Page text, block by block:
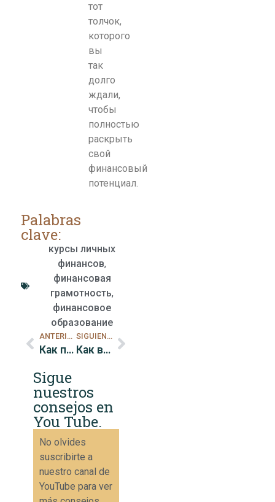
тот
толчок,
которого
вы
так
долго
ждали,
чтобы
полностью
раскрыть
свой
финансовый
потенциал.
Palabras
clave:
курсы личных
финансов,
финансовая
грамотность,
финансовое
образование
Как получить пассивный доход Как выбрать хорошего финансового консультанта
Sigue
nuestros
consejos en
You Tube.
No olvides
suscribirte a
nuestro canal de
YouTube para ver